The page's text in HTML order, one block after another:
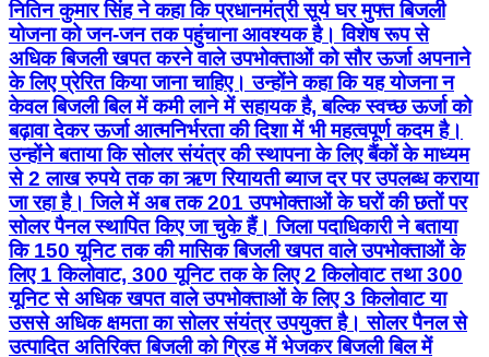
नितिन कुमार सिंह ने कहा कि प्रधानमंत्री सूर्य घर मुफ्त बिजली
योजना को जन-जन तक पहुंचाना आवश्यक है। विशेष रूप से
अधिक बिजली खपत करने वाले उपभोक्ताओं को सौर ऊर्जा अपनाने
के लिए प्रेरित किया जाना चाहिए। उन्होंने कहा कि यह योजना न
केवल बिजली बिल में कमी लाने में सहायक है, बल्कि स्वच्छ ऊर्जा को
बढ़ावा देकर ऊर्जा आत्मनिर्भरता की दिशा में भी महत्वपूर्ण कदम है।
उन्होंने बताया कि सोलर संयंत्र की स्थापना के लिए बैंकों के माध्यम
से 2 लाख रुपये तक का ऋण रियायती ब्याज दर पर उपलब्ध कराया
जा रहा है। जिले में अब तक 201 उपभोक्ताओं के घरों की छतों पर
सोलर पैनल स्थापित किए जा चुके हैं। जिला पदाधिकारी ने बताया
कि 150 यूनिट तक की मासिक बिजली खपत वाले उपभोक्ताओं के
लिए 1 किलोवाट, 300 यूनिट तक के लिए 2 किलोवाट तथा 300
यूनिट से अधिक खपत वाले उपभोक्ताओं के लिए 3 किलोवाट या
उससे अधिक क्षमता का सोलर संयंत्र उपयुक्त है। सोलर पैनल से
उत्पादित अतिरिक्त बिजली को ग्रिड में भेजकर बिजली बिल में